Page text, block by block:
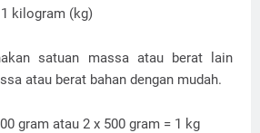
kilogram (kg)
satuan massa atau berat lain
atau berat bahan dengan mudah.
gram atau 2 x 500 gram = 1 kg